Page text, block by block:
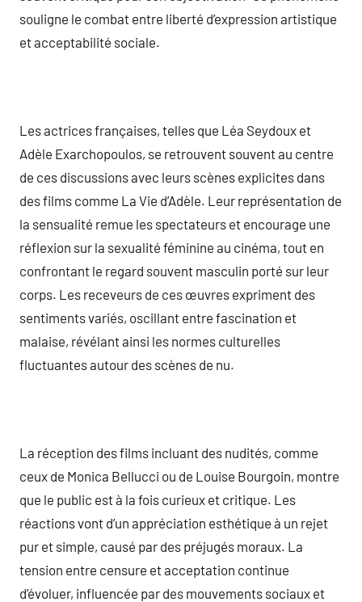
souligne le combat entre liberté d’expression artistique
et acceptabilité sociale.
Les actrices françaises, telles que Léa Seydoux et
Adèle Exarchopoulos, se retrouvent souvent au centre
de ces discussions avec leurs scènes explicites dans
des films comme La Vie d’Adèle. Leur représentation de
la sensualité remue les spectateurs et encourage une
réflexion sur la sexualité féminine au cinéma, tout en
confrontant le regard souvent masculin porté sur leur
corps. Les receveurs de ces œuvres expriment des
sentiments variés, oscillant entre fascination et
malaise, révélant ainsi les normes culturelles
fluctuantes autour des scènes de nu.
La réception des films incluant des nudités, comme
ceux de Monica Bellucci ou de Louise Bourgoin, montre
que le public est à la fois curieux et critique. Les
réactions vont d’un appréciation esthétique à un rejet
pur et simple, causé par des préjugés moraux. La
tension entre censure et acceptation continue
d’évoluer, influencée par des mouvements sociaux et